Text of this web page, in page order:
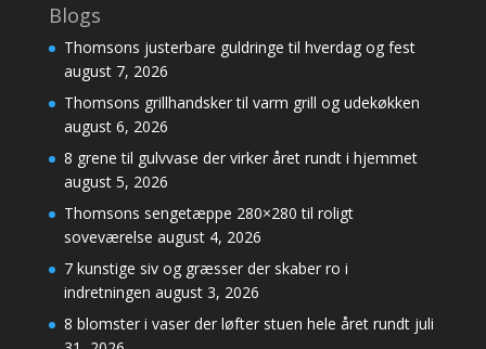
Blogs
Thomsons justerbare guldringe til hverdag og fest
august 7, 2026
Thomsons grillhandsker til varm grill og udekøkken
august 6, 2026
8 grene til gulvvase der virker året rundt i hjemmet
august 5, 2026
Thomsons sengetæppe 280×280 til roligt
soveværelse august 4, 2026
7 kunstige siv og græsser der skaber ro i
indretningen august 3, 2026
8 blomster i vaser der løfter stuen hele året rundt juli